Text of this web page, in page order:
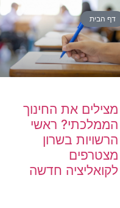
דף הבית
מצילים את החינוך
הממלכתי? ראשי
הרשויות בשרון
מצטרפים
לקואליציה חדשה